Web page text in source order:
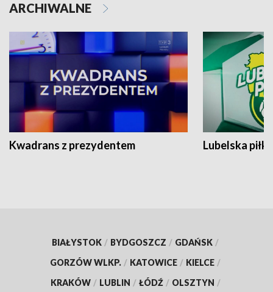
ARCHIWALNE
Kwadrans z prezydentem Lubelska piłka
BIAŁYSTOK / BYDGOSZCZ / GDAŃSK /
GORZÓW WLKP. / KATOWICE / KIELCE /
KRAKÓW / LUBLIN / ŁÓDŹ / OLSZTYN /